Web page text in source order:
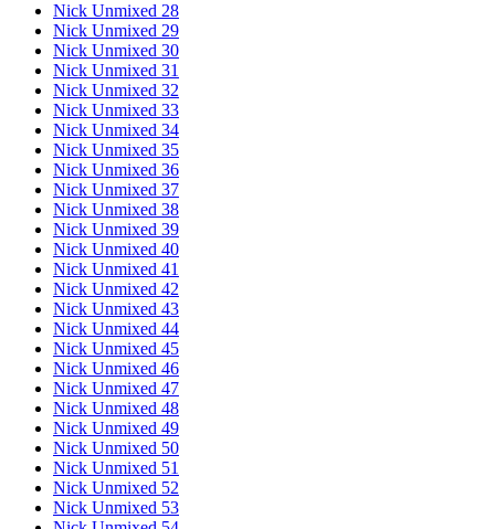
Nick Unmixed 28
Nick Unmixed 29
Nick Unmixed 30
Nick Unmixed 31
Nick Unmixed 32
Nick Unmixed 33
Nick Unmixed 34
Nick Unmixed 35
Nick Unmixed 36
Nick Unmixed 37
Nick Unmixed 38
Nick Unmixed 39
Nick Unmixed 40
Nick Unmixed 41
Nick Unmixed 42
Nick Unmixed 43
Nick Unmixed 44
Nick Unmixed 45
Nick Unmixed 46
Nick Unmixed 47
Nick Unmixed 48
Nick Unmixed 49
Nick Unmixed 50
Nick Unmixed 51
Nick Unmixed 52
Nick Unmixed 53